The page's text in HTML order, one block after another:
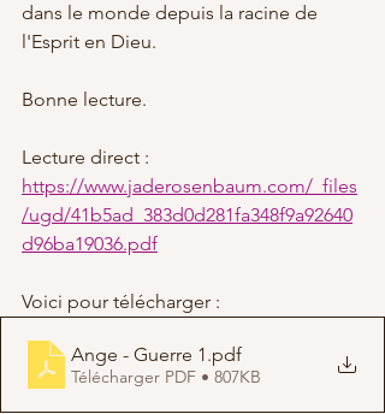
dans le monde depuis la racine de
l'Esprit en Dieu.
Bonne lecture.
Lecture direct :
https://www.jaderosenbaum.com/_files
/ugd/41b5ad_383d0d281fa348f9a92640
d96ba19036.pdf
Voici pour télécharger :
Ange - Guerre 1.pdf
Télécharger PDF • 807KB